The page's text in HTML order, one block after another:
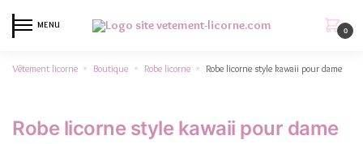
MENU
0
Vêtement licorne » Boutique » Robe licorne » Robe licorne style kawaii pour dame
Robe licorne style kawaii pour dame